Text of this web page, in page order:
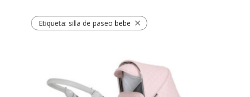
Etiqueta: silla de paseo bebe